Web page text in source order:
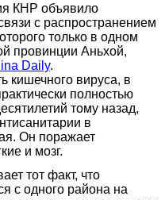
КНР объявило
с распространением
только в одном
провинции Аньхой,
Daily.
кишечного вируса, в
полностью
тому назад,
в
Он поражает
и мозг.
тот факт, что
с одного района на